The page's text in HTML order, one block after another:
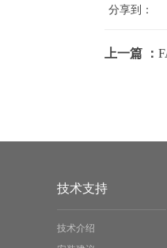
分享到：
上一篇 ：
技术支持
技术介绍